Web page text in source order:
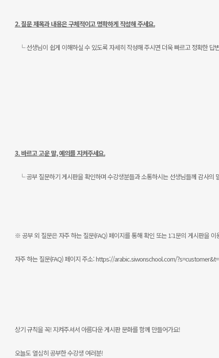
2. 질문 제목과 내용은 구체적이고 명확하게 작성해 주세요.
└ 선생님이 쉽게 이해하실 수 있도록 자세히 작성해 주시면 더욱 빠르고 정확한 답
3. 바르고 고운 말, 예의를 지켜주세요.
└ 공부 질문하기 게시판을 확인하며 수강생분들과 소통하시는 선생님들께 감사의
※ 공부 외 질문은 자주 하는 질문(FAQ) 페이지를 통해 확인 또는 1:1문의 게시판을 이
자주 하는 질문(FAQ) 페이지 주소:https://arabic.siwonschool.com/
상기 규칙을 꼭! 지켜주셔서 아름다운 게시판 문화를 함께 만들어가요!
오늘도 열심히 공부한 수강생 여러분!